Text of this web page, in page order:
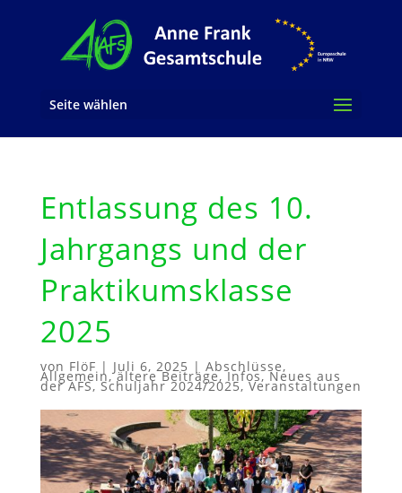
Seite wählen
Entlassung des 10.
Jahrgangs und der
Praktikumsklasse
2025
von FlöF | Juli 6, 2025 | Abschlüsse,
Allgemein,ältere Beiträge,Infos,Neues aus
der AFS,Schuljahr 2024/2025,Veranstaltungen